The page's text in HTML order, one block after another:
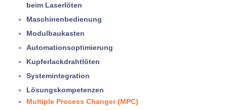
beim Laserlöten
Maschinenbedienung
Modulbaukasten
Automationsoptimierung
Kupferlack­draht­löten
Systemintegration
Lösungskompetenzen
Multiple Process Changer (MPC)